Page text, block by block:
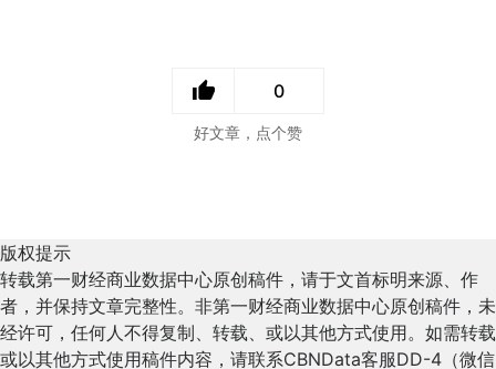
0
好文章，点个赞
版权提示
转载第一财经商业数据中心原创稿件，请于文首标明来源、作
者，并保持文章完整性。非第一财经商业数据中心原创稿件，未
经许可，任何人不得复制、转载、或以其他方式使用。如需转载
或以其他方式使用稿件内容，请联系CBNData客服DD-4（微信